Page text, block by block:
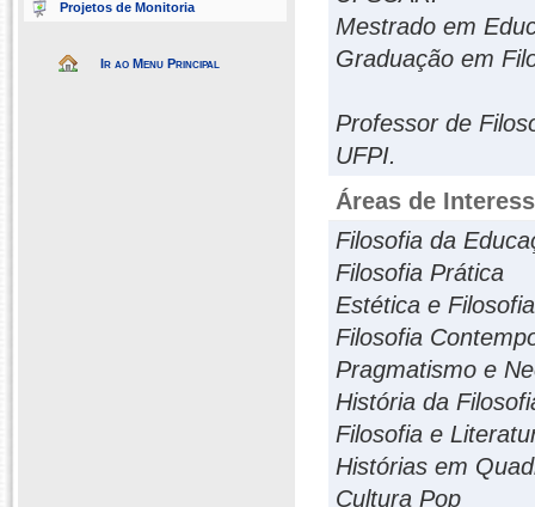
Projetos de Monitoria
Ir ao Menu Principal
Mestrado em
Graduação em
Professor de
UFPI.
Áreas de
Filosofia da
Filosofia Prática
Estética e
Filosofia
Pragmatismo e
História da
Filosofia e
Histórias em
Cultura Pop